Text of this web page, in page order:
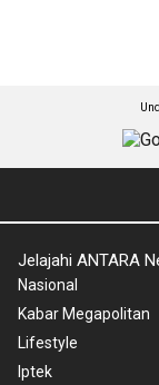
Jelajahi ANTARA
Nasional
Kabar Megapolitan
Lifestyle
Iptek